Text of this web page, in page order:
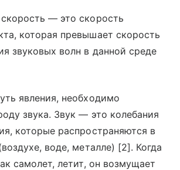
— это скорость
которая превышает скорость
звуковых волн в данной среде
явления, необходимо
звука. Звук — это колебания
которые распространяются в
воде, металле) [2]. Когда
самолет, летит, он возмущает